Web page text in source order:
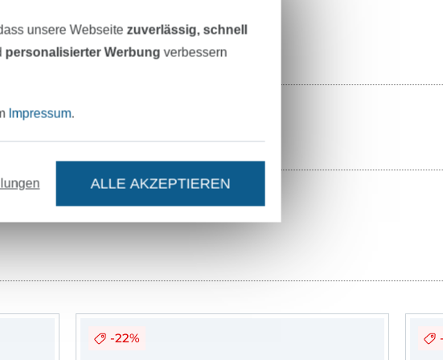
-22%
unsere Webseitezuverlässig, schnell
personalisierter Werbung verbessern
Impressum.
ALLE AKZEPTIEREN